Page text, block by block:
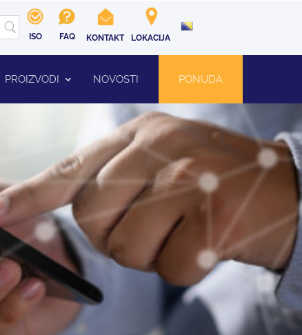
ISO FAQ KONTAKT LOKACIJA
PROIZVODI NOVOSTI PONUDA